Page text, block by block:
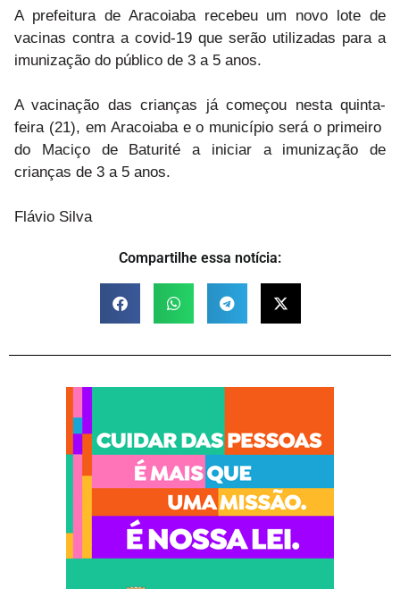
A prefeitura de Aracoiaba recebeu um novo lote de
vacinas contra a covid-19 que serão utilizadas para a
imunização do público de 3 a 5 anos.
A vacinação das crianças já começou nesta quinta-
feira (21), em Aracoiaba e o município será o primeiro
do Maciço de Baturité a iniciar a imunização de
crianças de 3 a 5 anos.
Flávio Silva
Compartilhe essa notícia: